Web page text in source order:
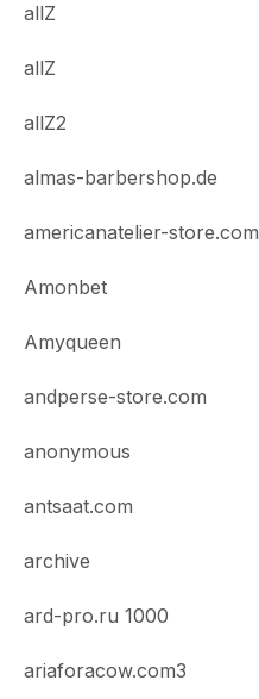
allZ
allZ
allZ2
almas-barbershop.de
americanatelier-store.com
Amonbet
Amyqueen
andperse-store.com
anonymous
antsaat.com
archive
ard-pro.ru 1000
ariaforacow.com3